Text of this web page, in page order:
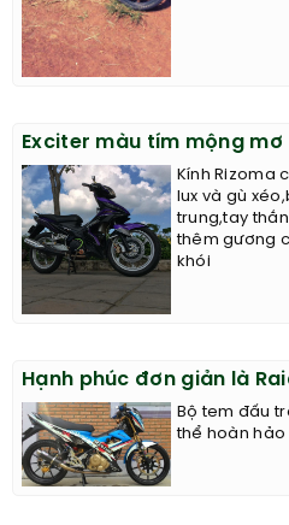
Exciter màu tím mộng mơ
Kính Rizoma
lux và gù
trung,tay
thêm gương
khói
Hạnh phúc đơn giản là
Bộ tem đấu
thể hoàn hảo